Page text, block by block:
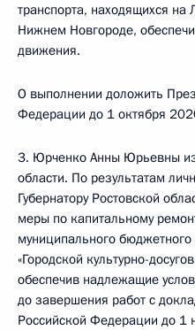
транспорта, находящихся на
Нижнем Новгороде,
движения.
О выполнении доложить
Федерации до 1 октября
3. Юрченко Анны Юрьевны из
области. По результатам
Губернатору Ростовской
меры по капитальному
муниципального
«Городской культурно-
обеспечив надлежащие
до завершения работ с
Российской Федерации до 1